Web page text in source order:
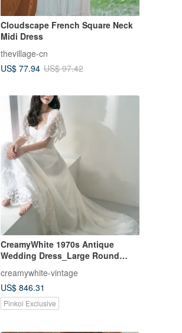
Cloudscape French Square Neck
Midi Dress
thevillage-cn
US$ 77.94 US$ 97.42
CreamyWhite 1970s Antique
Wedding Dress_Large Round
creamywhite-vintage
US$ 846.31
Pinkoi Exclusive